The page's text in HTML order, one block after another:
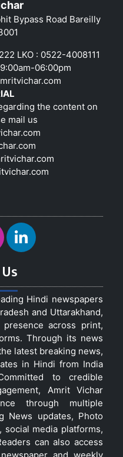
Bypass Road Bareilly
LKO : 0522-4008111
06:00pm
the content on
mail us
Hindi newspapers
and Uttarakhand,
across print,
Through its news
latest breaking news,
in Hindi from India
to credible
Amrit Vichar
through multiple
News updates, Photo
social media platforms,
can also access